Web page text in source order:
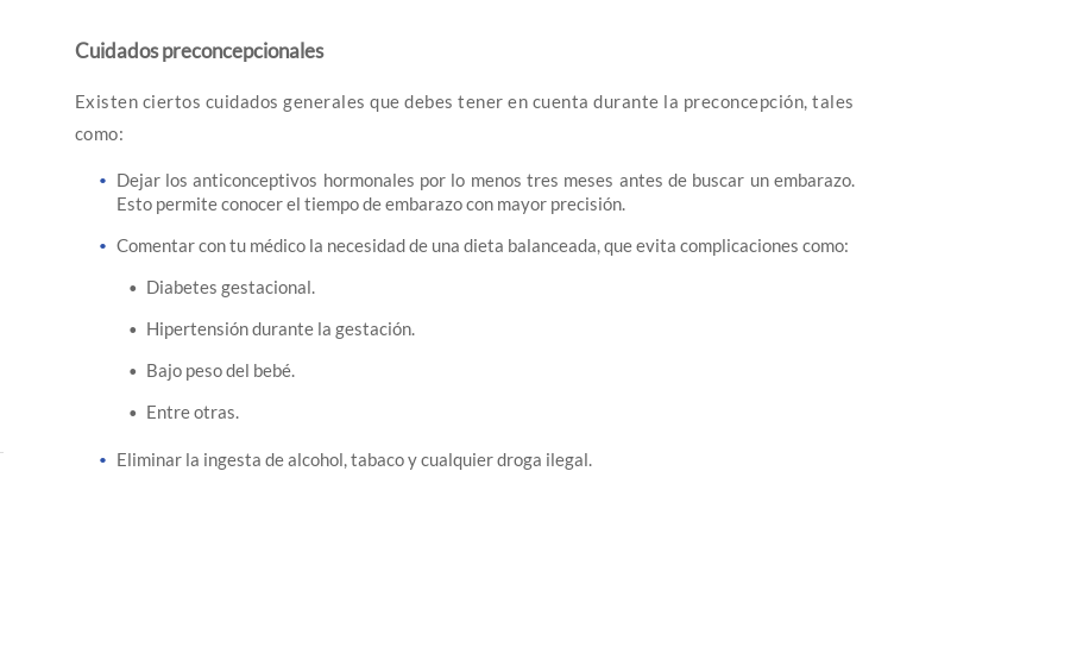
Cuidados preconcepcionales
Existen ciertos cuidados generales que debes tener en cuenta durante la preconcepción, tales
como:
Dejar los anticonceptivos hormonales por lo menos tres meses antes de buscar un embarazo.
Esto permite conocer el tiempo de embarazo con mayor precisión.
Comentar con tu médico la necesidad de una dieta balanceada, que evita complicaciones como:
Diabetes gestacional.
Hipertensión durante la gestación.
Bajo peso del bebé.
Entre otras.
Eliminar la ingesta de alcohol, tabaco y cualquier droga ilegal.